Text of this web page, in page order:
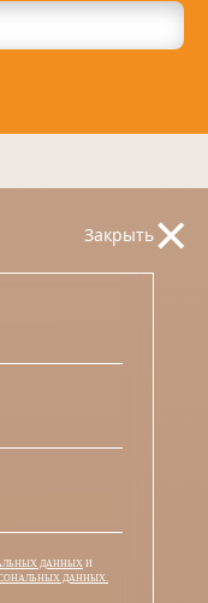
Закрыть×
ДАННЫХ И
ДАННЫХ.